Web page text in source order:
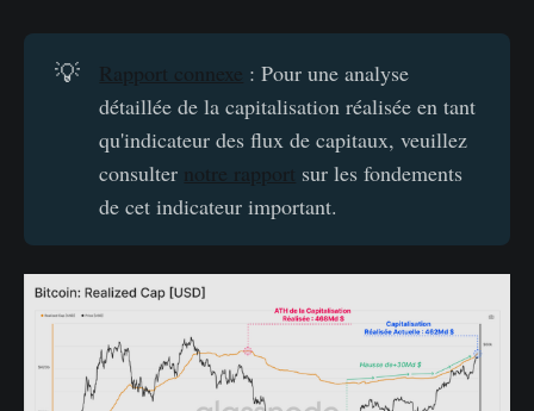
💡 Rapport connexe : Pour une analyse
détaillée de la capitalisation réalisée en tant
qu'indicateur des flux de capitaux, veuillez
consulter notre rapport sur les fondements
de cet indicateur important.